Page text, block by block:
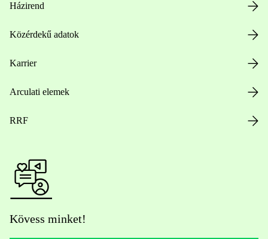
Házirend
Közérdekű adatok
Karrier
Arculati elemek
RRF
Kövess minket!